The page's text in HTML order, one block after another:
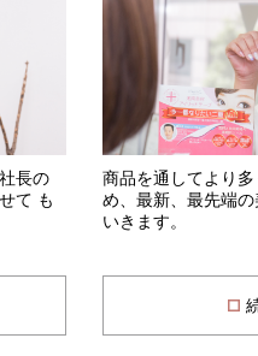
長の
て も
商品を通してより
め、最新、最先端
いきます。